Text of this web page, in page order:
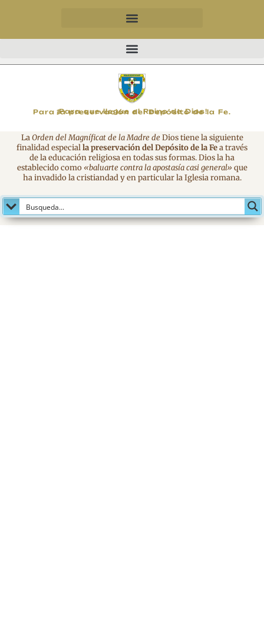
Para la preservación del Depósito de la Fe.
¡Para que llegue el Reino de Dios!
MAGNIFICAT
LaOrden del Magníficat de la Madre deDios tiene la siguiente
finalidad especialla preservación del Depósito de la Fea través
de la educación religiosa en todas sus formas. Dios la ha
establecido como«baluarte contra la apostasía casi general» que
ha invadido la cristiandad y en particular la Iglesia romana.